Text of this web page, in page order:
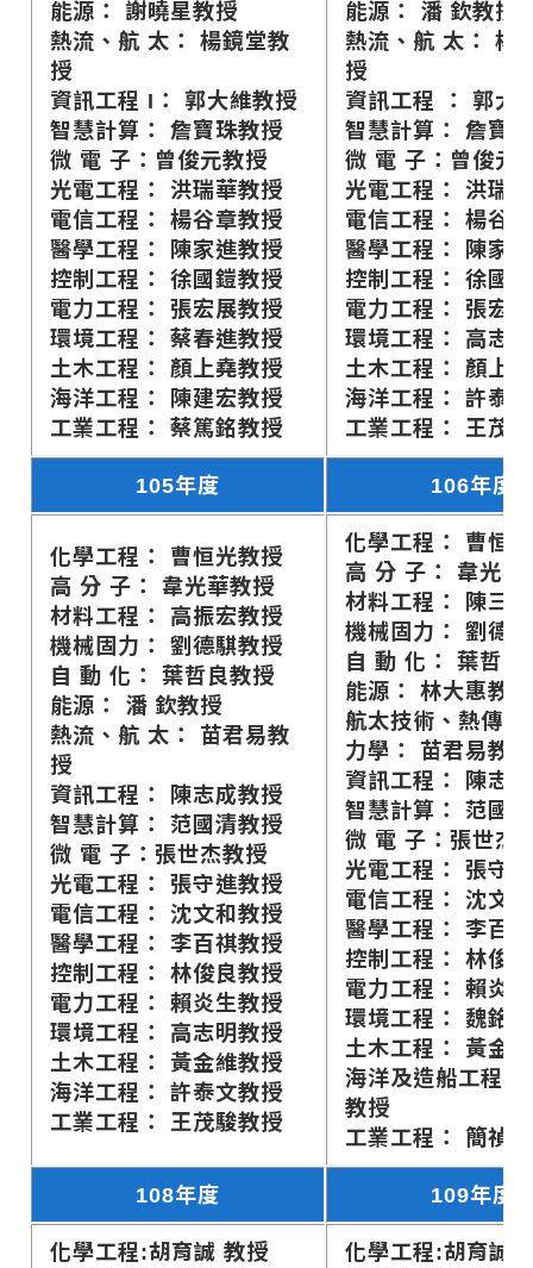
能源： 謝曉星教授
熱流、航 太： 楊鏡堂教
授
資訊工程 I： 郭大維教授
智慧計算： 詹寶珠教授
微 電 子：曾俊元教授
光電工程： 洪瑞華教授
電信工程： 楊谷章教授
醫學工程： 陳家進教授
控制工程： 徐國鎧教授
電力工程： 張宏展教授
環境工程： 蔡春進教授
土木工程： 顏上堯教授
海洋工程： 陳建宏教授
工業工程： 蔡篤銘教授
能源： 潘 欽教授
熱流、航 太： 楊
授
資訊工程 ： 郭大
智慧計算： 詹寶
微 電 子：曾俊元
光電工程： 洪瑞
電信工程： 楊谷
醫學工程： 陳家
控制工程： 徐國
電力工程： 張宏
環境工程： 高志
土木工程： 顏上
海洋工程： 許泰
工業工程： 王茂
105年度 106年度
化學工程： 曹恒光教授
高 分 子： 韋光華教授
材料工程： 高振宏教授
機械固力： 劉德騏教授
自 動 化： 葉哲良教授
能源： 潘 欽教授
熱流、航 太： 苗君易教
授
資訊工程： 陳志成教授
智慧計算： 范國清教授
微 電 子：張世杰教授
光電工程： 張守進教授
電信工程： 沈文和教授
醫學工程： 李百祺教授
控制工程： 林俊良教授
電力工程： 賴炎生教授
環境工程： 高志明教授
土木工程： 黃金維教授
海洋工程： 許泰文教授
工業工程： 王茂駿教授
化學工程： 曹恒
高 分 子： 韋光華
材料工程： 陳三
機械固力： 劉德
自 動 化： 葉哲良
能源： 林大惠教授
航太技術、熱傳學
力學： 苗君易教授
資訊工程： 陳志
智慧計算： 范國
微 電 子：張世杰
光電工程： 張守
電信工程： 沈文
醫學工程： 李百
控制工程： 林俊
電力工程： 賴炎
環境工程： 魏銘
土木工程： 黃金
海洋及造船工程：
教授
工業工程： 簡禎
108年度 109年度
化學工程:胡育誠 教授
化學工程:胡育誠